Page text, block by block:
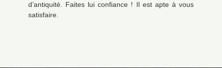
d’antiquité. Faites lui confiance ! Il est apte à vous
satisfaire.